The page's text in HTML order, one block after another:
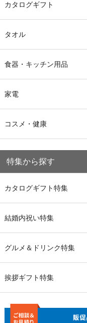
カタログギフト
タオル
食器・キッチン用品
家電
コスメ・健康
特集から探す
カタログギフト特集
結婚内祝い特集
グルメ＆ドリンク特集
挨拶ギフト特集